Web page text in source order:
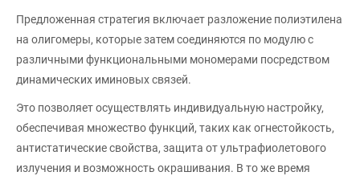
Предложенная стратегия включает разложение полиэтилена
на олигомеры, которые затем соединяются по модулю с
различными функциональными мономерами посредством
динамических иминовых связей.
Это позволяет осуществлять индивидуальную настройку,
обеспечивая множество функций, таких как огнестойкость,
антистатические свойства, защита от ультрафиолетового
излучения и возможность окрашивания. В то же время